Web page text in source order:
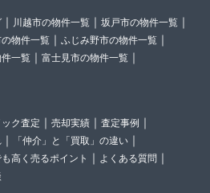
川越市の物件一覧
坂戸市の物件一覧
物件一覧
ふじみ野市の物件一覧
一覧
富士見市の物件一覧
ク査定 売却実績
査定事例
「仲介」と「買取」の違い
高く売るポイント
よくある質問